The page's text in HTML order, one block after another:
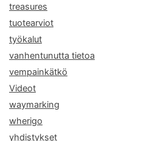
treasures
tuotearviot
työkalut
vanhentunutta tietoa
vempainkätkö
Videot
waymarking
wherigo
yhdistykset